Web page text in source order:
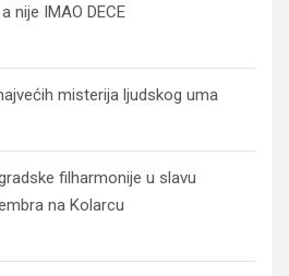
nije IMAO DECE
misterija ljudskog uma
filharmonije u slavu
na Kolarcu